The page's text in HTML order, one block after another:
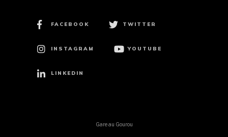
FACEBOOK TWITTER
INSTAGRAM YOUTUBE
LINKEDIN
Gare au Gourou